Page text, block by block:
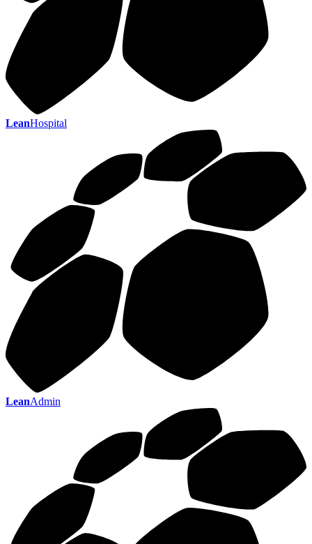
LeanHospital
LeanAdmin